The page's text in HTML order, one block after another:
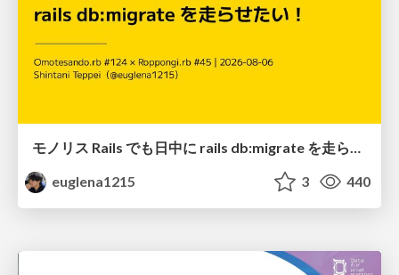
euglena1215
3 440